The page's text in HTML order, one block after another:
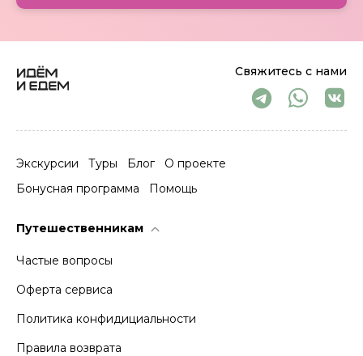
Свяжитесь с нами
Экскурсии Туры Блог
О проекте
Бонусная программа
Помощь
Путешественникам
Частые вопросы
Оферта сервиса
Политика конфидициальности
Правила возврата